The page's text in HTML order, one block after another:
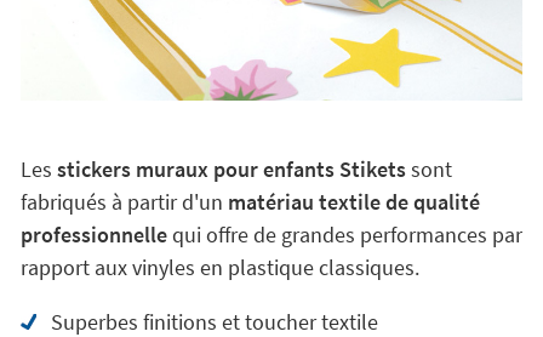
Les stickers muraux pour enfants Stiketssont
fabriqués à partir d'un matériau textile de qualité
professionnellequi offre de grandes performances par
rapport aux vinyles en plastique classiques.
Superbes finitions et toucher textile